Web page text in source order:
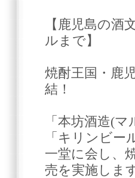
【鹿児島の
ルまで】
焼酎王国・鹿
結！
「本坊酒造(
「キリンビ
一堂に会し、
売を実施しま